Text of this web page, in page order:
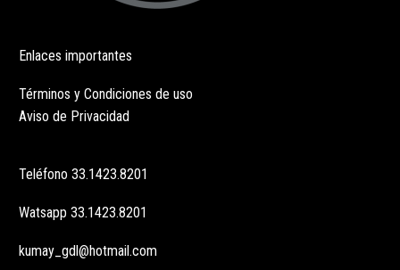
Enlaces importantes
Términos y Condiciones de uso
Aviso de Privacidad
Teléfono 33.1423.8201
Watsapp 33.1423.8201
kumay_gdl@hotmail.com